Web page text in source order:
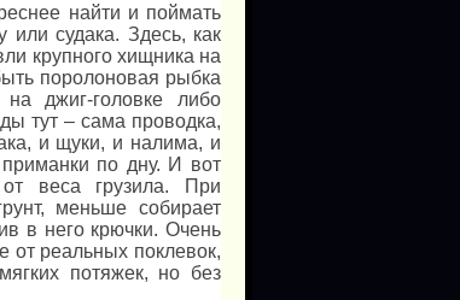
найти и поймать
или судака. Здесь, как
крупного хищника на
поролоновая рыбка
джиг-головке либо
тут – сама проводка,
и щуки, и налима, и
по дну. И вот
веса грузила. При
меньше собирает
в него крючки. Очень
от реальных поклевок,
потяжек, но без